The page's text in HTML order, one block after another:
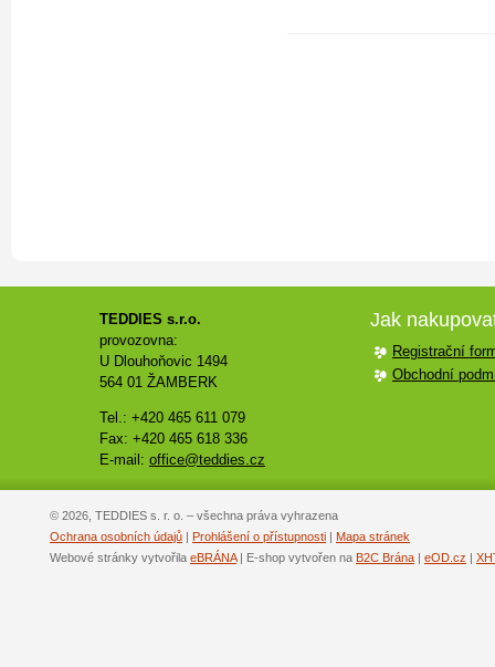
TEDDIES s.r.o.
provozovna:
U Dlouhoňovic 1494
564 01 ŽAMBERK
Tel.: +420 465 611 079
Fax: +420 465 618 336
E-mail: office@teddies.cz
Jak
Registrační
Obchodní
© 2026, TEDDIES s. r. o. – všechna práva vyhrazena
Ochrana osobních údajů | Prohlášení o přístupnosti | Mapa stránek
Webové stránky vytvořila eBRÁNA| E-shop vytvořen na B2C Brána | eOD.cz |